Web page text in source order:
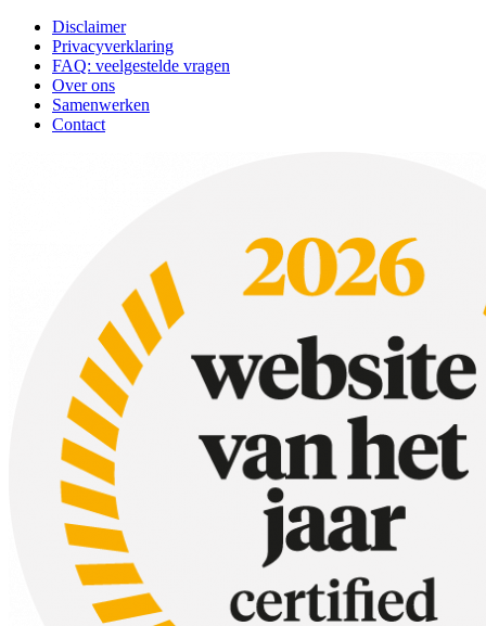
Disclaimer
Privacyverklaring
FAQ: veelgestelde vragen
Over ons
Samenwerken
Contact